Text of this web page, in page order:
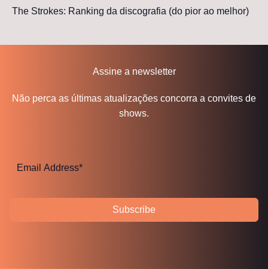
The Strokes: Ranking da discografia (do pior ao melhor)
Assine a newsletter
Não perca as últimas atualizações concorra a convites de
shows.
Subscribe